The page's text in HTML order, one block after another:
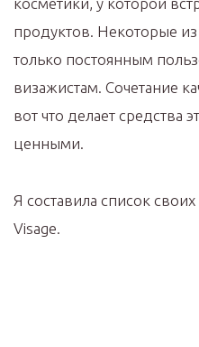
продуктов. Некоторые
только постоянным
визажистам. Сочетание
вот что делает средства
ценными.
Я составила список
Visage.